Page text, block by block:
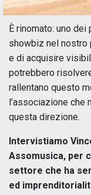
È rinomato: uno
showbiz nel nostro
e di acquisire
potrebbero
rallentano questo
l’associazione che
questa direzione.
Intervistiamo
Assomusica, per
settore che ha
ed